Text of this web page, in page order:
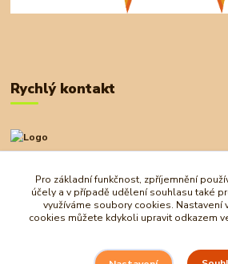
Rychlý kontakt
+420 727 972 830
obchod@ostrovherahlavolamu.cz
Pro základní funkčnost, zpříjemnění
účely a v případě udělení souhlasu také
využíváme soubory cookies. Nastavení
cookies můžete kdykoli upravit odkazem